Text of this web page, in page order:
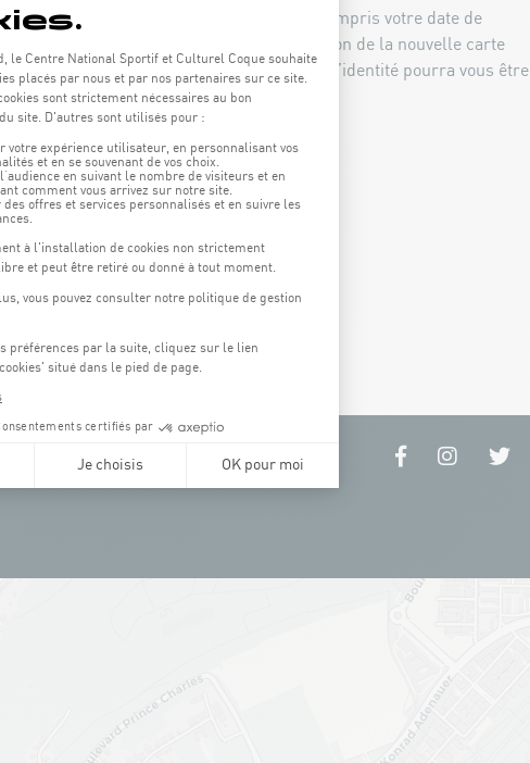
La vérification de vos coordonnées, y compris votre date de
naissance, est obligatoire pour l’émission de la nouvelle carte
conformément à nos CGVU. Une pièce d’identité pourra vous être
sera demandée.
Merci de votre collaboration !